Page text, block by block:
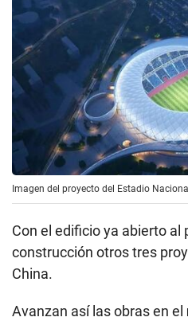
Imagen del proyecto del Estadio
Con el edificio ya abierto al
construcción otros tres
China.
Avanzan así las obras en el